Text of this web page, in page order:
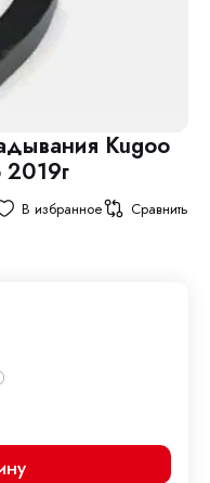
Kugoo
В избранное Сравнить